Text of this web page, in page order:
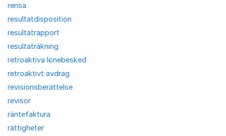
rensa
resultatdisposition
resultatrapport
resultaträkning
retroaktiva lönebesked
retroaktivt avdrag
revisionsberättelse
revisor
räntefaktura
rättigheter